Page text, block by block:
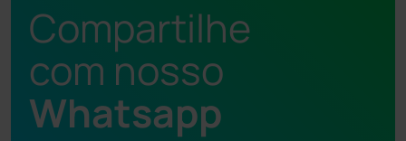
Compartilhe
com nosso
Whatsapp